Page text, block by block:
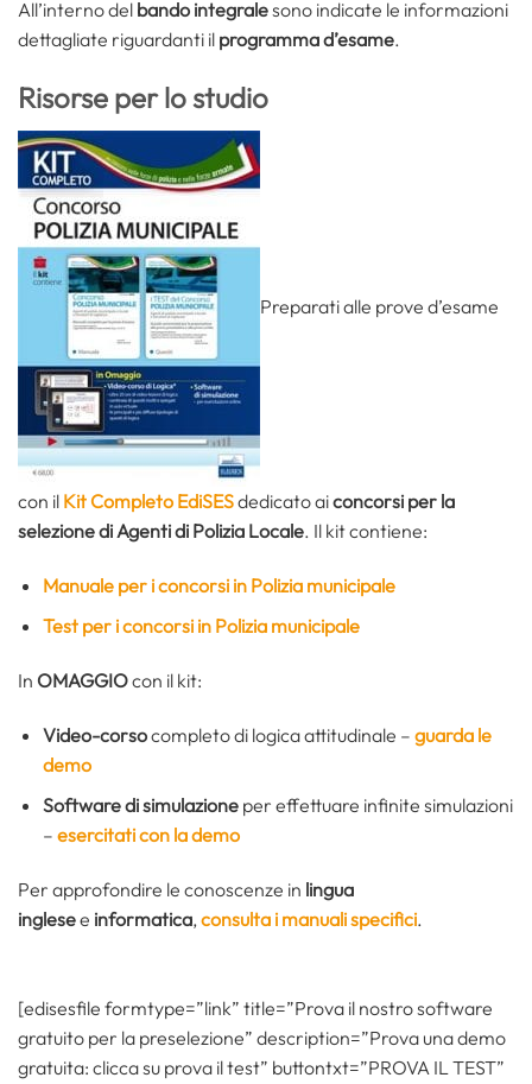
All’interno del bando integralesono indicate le informazioni
dettagliate riguardanti il programma d’esame.
Risorse per lo studio
Preparati alle prove d’esame
con il Kit Completo EdiSESdedicato aiconcorsi per la
selezione di Agenti di Polizia Locale. Il kit contiene:
Manuale per i concorsi in Polizia municipale
Test per i concorsi in Polizia municipale
In OMAGGIOcon il kit:
Video-corsocompleto di logica attitudinale – guarda le
demo
Software di simulazioneper effettuare infinite simulazioni
– esercitati con la demo
Per approfondire le conoscenze in lingua
inglesee informatica,consulta i manuali specifici.
[edisesfile formtype=”link” title=”Prova il nostro software
gratuito per la preselezione” description=”Prova una demo
gratuita: clicca su prova il test” buttontxt=”PROVA IL TEST”